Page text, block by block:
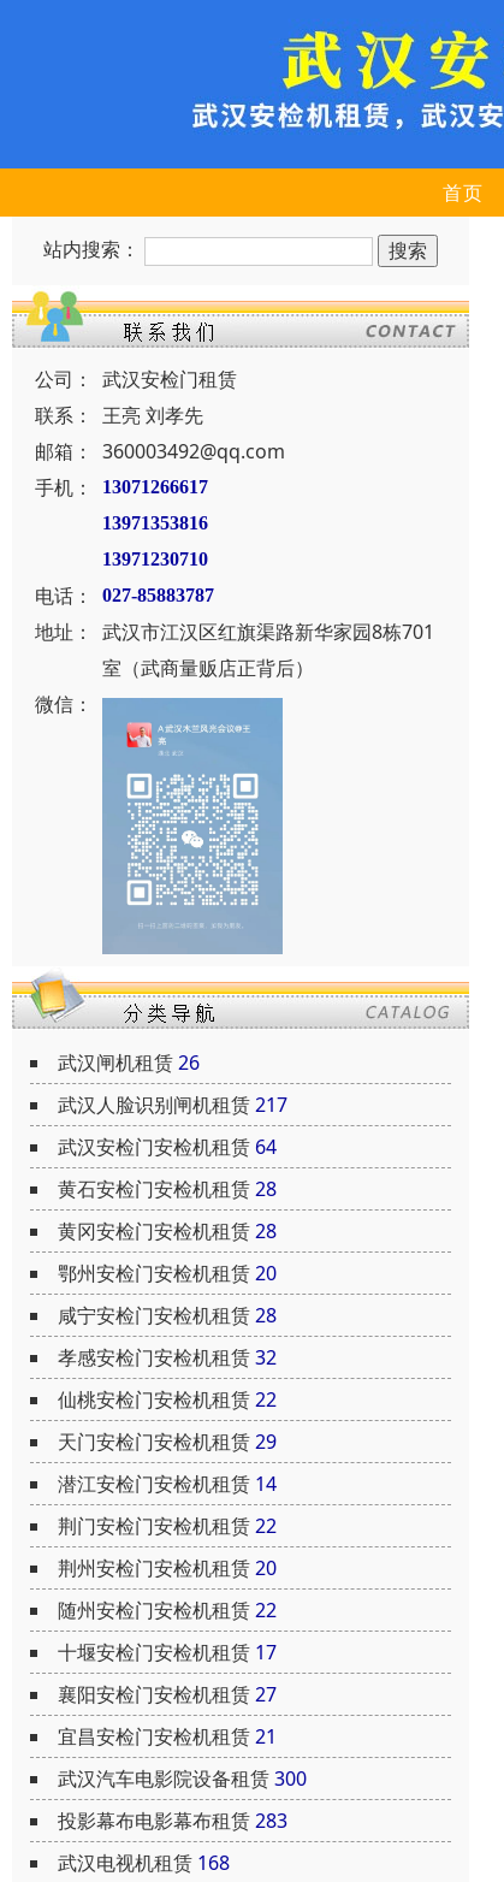
首页
站内搜索：
公司：
武汉安检门租赁
联系：
王亮 刘孝先
邮箱：
360003492@qq.com
手机：
13071266617
13971353816
13971230710
电话： 027-85883787
地址：
武汉市江汉区红旗渠路新华家园8栋701
室（武商量贩店正背后）
微信：
武汉闸机租赁26
武汉人脸识别闸机租赁217
武汉安检门安检机租赁 64
黄石安检门安检机租赁28
黄冈安检门安检机租赁28
鄂州安检门安检机租赁20
咸宁安检门安检机租赁28
孝感安检门安检机租赁32
仙桃安检门安检机租赁22
天门安检门安检机租赁29
潜江安检门安检机租赁 14
荆门安检门安检机租赁22
荆州安检门安检机租赁20
随州安检门安检机租赁22
十堰安检门安检机租赁 17
襄阳安检门安检机租赁27
宜昌安检门安检机租赁21
武汉汽车电影院设备租赁300
投影幕布电影幕布租赁283
武汉电视机租赁 168